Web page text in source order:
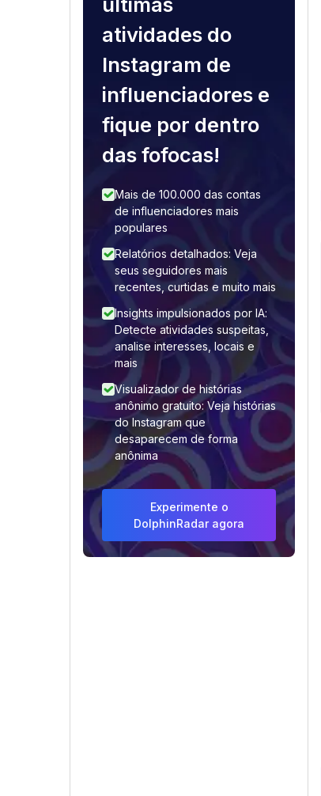
atividades do
Instagram de
influenciadores e
fique por dentro
das fofocas!
Mais de 100.000 das contas
de influenciadores mais
populares
Relatórios detalhados: Veja
seus seguidores mais
recentes, curtidas e muito mais
Insights impulsionados por IA:
Detecte atividades suspeitas,
analise interesses, locais e
mais
Visualizador de histórias
anônimo gratuito: Veja histórias
do Instagram que
desaparecem de forma
anônima
Experimente o
DolphinRadar agora